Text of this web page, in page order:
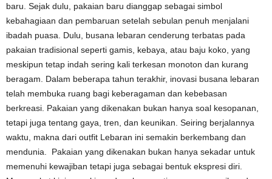
baru. Sejak dulu, pakaian baru dianggap sebagai simbol
kebahagiaan dan pembaruan setelah sebulan penuh menjalani
ibadah puasa. Dulu, busana lebaran cenderung terbatas pada
pakaian tradisional seperti gamis, kebaya, atau baju koko, yang
meskipun tetap indah sering kali terkesan monoton dan kurang
beragam. Dalam beberapa tahun terakhir, inovasi busana lebaran
telah membuka ruang bagi keberagaman dan kebebasan
berkreasi. Pakaian yang dikenakan bukan hanya soal kesopanan,
tetapi juga tentang gaya, tren, dan keunikan. Seiring berjalannya
waktu, makna dari outfit Lebaran ini semakin berkembang dan
mendunia. Pakaian yang dikenakan bukan hanya sekadar untuk
memenuhi kewajiban tetapi juga sebagai bentuk ekspresi diri.